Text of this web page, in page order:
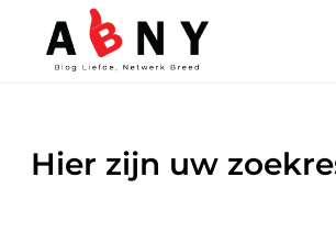
Hier zijn uw